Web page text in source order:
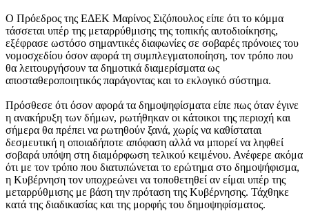
Ο Πρόεδρος της ΕΔΕΚ Μαρίνος Σιζόπουλος είπε ότι το κόμμα
τάσσεται υπέρ της μεταρρύθμισης της τοπικής αυτοδιοίκησης,
εξέφρασε ωστόσο σημαντικές διαφωνίες σε σοβαρές πρόνοιες του
νομοσχεδίου όσον αφορά τη συμπλεγματοποίηση, τον τρόπο που
θα λειτουργήσουν τα δημοτικά διαμερίσματα ως
αποσταθεροποιητικός παράγοντας και το εκλογικό σύστημα.
Πρόσθεσε ότι όσον αφορά τα δημοψηφίσματα είπε πως όταν έγινε
η ανακήρυξη των δήμων, ρωτήθηκαν οι κάτοικοι της περιοχή και
σήμερα θα πρέπει να ρωτηθούν ξανά, χωρίς να καθίσταται
δεσμευτική η οποιαδήποτε απόφαση αλλά να μπορεί να ληφθεί
σοβαρά υπόψη στη διαμόρφωση τελικού κειμένου. Ανέφερε ακόμα
ότι με τον τρόπο που διατυπώνεται το ερώτημα στο δημοψήφισμα,
η Κυβέρνηση τον υποχρεώνει να τοποθετηθεί αν είμαι υπέρ της
μεταρρύθμισης με βάση την πρόταση της Κυβέρνησης. Τάχθηκε
κατά της διαδικασίας και της μορφής του δημοψηφίσματος.